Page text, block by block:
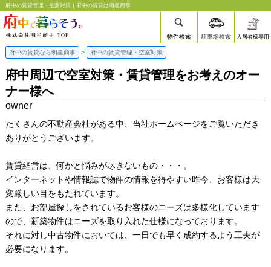
府中の賃貸管理・空室対策｜府中の賃貸は明星商事
物件検索 駐車場検索 入居者様専用
府中の賃貸なら明星商事 > 府中の賃貸管理・空室対策
府中周辺で空室対策・賃貸管理をお考えのオー
ナー様へ
owner
たくさんの不動産会社がある中、当社ホームページをご覧いただき
ありがとうございます。
賃貸経営は、何かと悩みが尽きないもの・・・。
インターネットや情報誌で物件の情報を得やすい昨今、お客様は大
変厳しい目をもたれています。
また、お部屋探しをされているお客様のニーズは多様化しています
ので、新築物件はニーズを取り入れた仕様になっております。
それに対し中古物件においては、一日でも早く成約するよう工夫が
必要になります。